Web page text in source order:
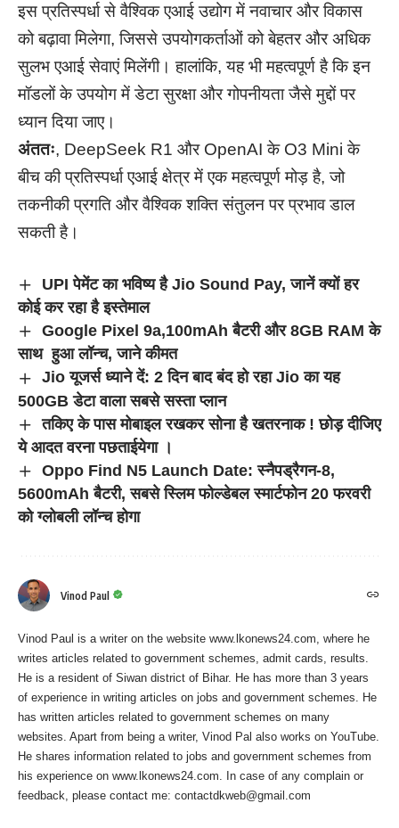
इस प्रतिस्पर्धा से वैश्विक एआई उद्योग में नवाचार और विकास
को बढ़ावा मिलेगा, जिससे उपयोगकर्ताओं को बेहतर और अधिक
सुलभ एआई सेवाएं मिलेंगी। हालांकि, यह भी महत्वपूर्ण है कि इन
मॉडलों के उपयोग में डेटा सुरक्षा और गोपनीयता जैसे मुद्दों पर
ध्यान दिया जाए।
अंततः, DeepSeek R1 और OpenAI के O3 Mini के
बीच की प्रतिस्पर्धा एआई क्षेत्र में एक महत्वपूर्ण मोड़ है, जो
तकनीकी प्रगति और वैश्विक शक्ति संतुलन पर प्रभाव डाल
सकती है।
UPI पेमेंट का भविष्य है Jio Sound Pay, जानें क्यों हर
कोई कर रहा है इस्तेमाल
Google Pixel 9a,100mAh बैटरी और 8GB RAM के
साथ हुआ लॉन्च, जाने कीमत
Jio यूजर्स ध्याने दें: 2 दिन बाद बंद हो रहा Jio का यह
500GB डेटा वाला सबसे सस्ता प्लान
तकिए के पास मोबाइल रखकर सोना है खतरनाक ! छोड़ दीजिए
ये आदत वरना पछताईयेगा ।
Oppo Find N5 Launch Date: स्नैपड्रैगन-8,
5600mAh बैटरी, सबसे स्लिम फोल्डेबल स्मार्टफोन 20 फरवरी
को ग्लोबली लॉन्च होगा
Vinod Paul
Vinod Paul is a writer on the website www.lkonews24.com, where he
writes articles related to government schemes, admit cards, results.
He is a resident of Siwan district of Bihar. He has more than 3 years
of experience in writing articles on jobs and government schemes. He
has written articles related to government schemes on many
websites. Apart from being a writer, Vinod Pal also works on YouTube.
He shares information related to jobs and government schemes from
his experience on www.lkonews24.com. In case of any complain or
feedback, please contact me: contactdkweb@gmail.com